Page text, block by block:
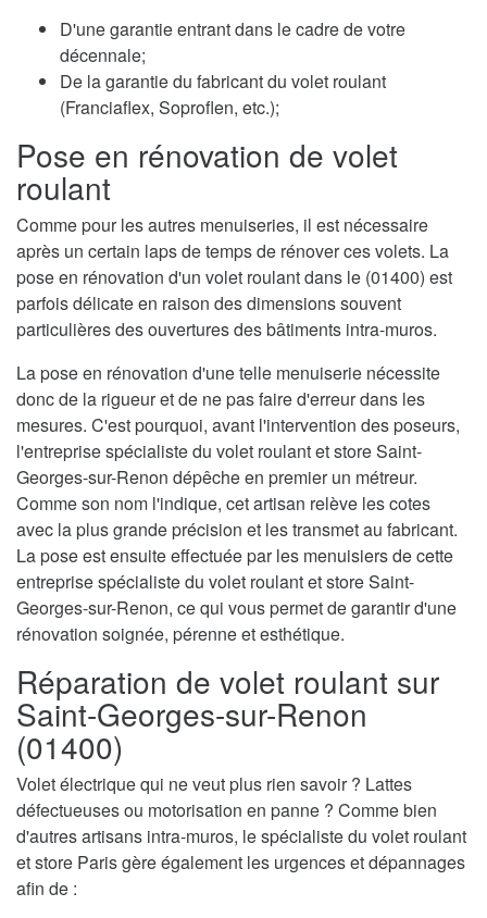
D'une garantie entrant dans le cadre de votre
décennale;
De la garantie du fabricant du volet roulant
(Franciaflex, Soproflen, etc.);
Pose en rénovation de volet
roulant
Comme pour les autres menuiseries, il est nécessaire
après un certain laps de temps de rénover ces volets. La
pose en rénovation d'un volet roulant dans le (01400) est
parfois délicate en raison des dimensions souvent
particulières des ouvertures des bâtiments intra-muros.
La pose en rénovation d'une telle menuiserie nécessite
donc de la rigueur et de ne pas faire d'erreur dans les
mesures. C'est pourquoi, avant l'intervention des poseurs,
l'entreprise spécialiste du volet roulant et store Saint-
Georges-sur-Renon dépêche en premier un métreur.
Comme son nom l'indique, cet artisan relève les cotes
avec la plus grande précision et les transmet au fabricant.
La pose est ensuite effectuée par les menuisiers de cette
entreprise spécialiste du volet roulant et store Saint-
Georges-sur-Renon, ce qui vous permet de garantir d'une
rénovation soignée, pérenne et esthétique.
Réparation de volet roulant sur
Saint-Georges-sur-Renon
(01400)
Volet électrique qui ne veut plus rien savoir ? Lattes
défectueuses ou motorisation en panne ? Comme bien
d'autres artisans intra-muros, le spécialiste du volet roulant
et store Paris gère également les urgences et dépannages
afin de :